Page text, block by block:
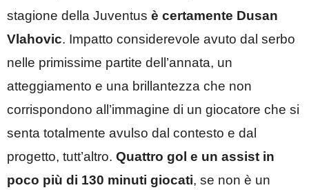
stagione della Juventus è certamente Dusan
Vlahovic. Impatto considerevole avuto dal serbo
nelle primissime partite dell’annata, un
atteggiamento e una brillantezza che non
corrispondono all’immagine di un giocatore che si
senta totalmente avulso dal contesto e dal
progetto, tutt’altro. Quattro gol e un assist in
poco più di 130 minuti giocati, se non è un